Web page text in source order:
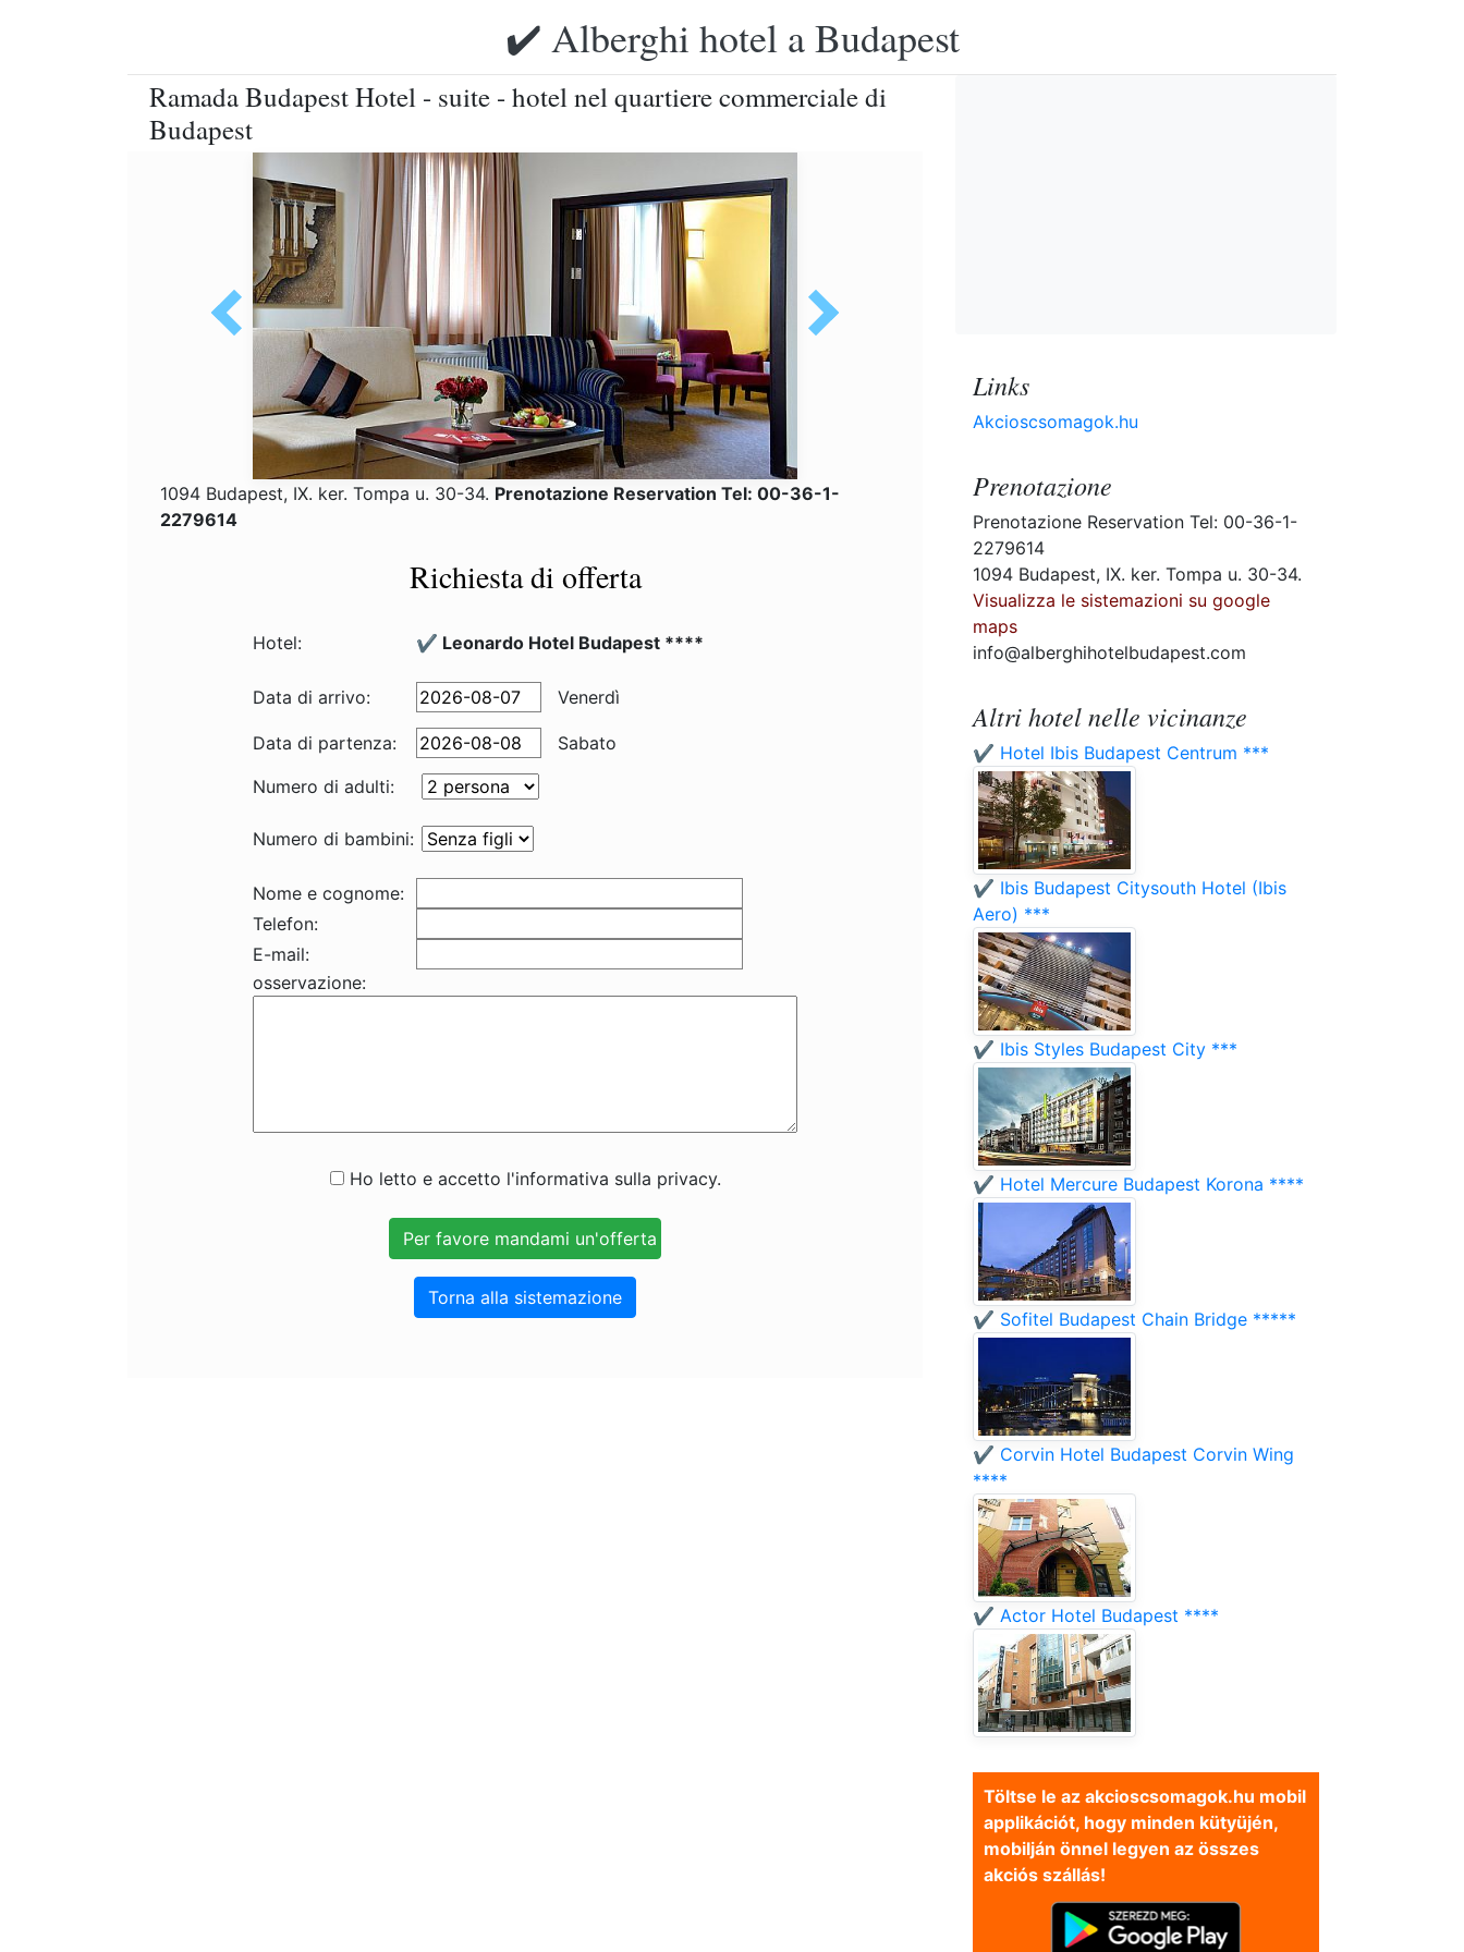
✔️ Alberghi hotel a Budapest
Ramada Budapest Hotel - suite - hotel nel quartiere commerciale di
Budapest
1094 Budapest, IX. ker. Tompa u. 30-34. Prenotazione Reservation Tel: 00-36-1-
2279614
Richiesta di offerta
Hotel: ✔️ Leonardo Hotel Budapest ****
Data di arrivo: Venerdì
Data di partenza:
Sabato
Numero di adulti:
Numero di bambini:
Nome e cognome:
Telefon:
E-mail:
osservazione:
Ho letto e accetto l'informativa sulla privacy.
Torna alla sistemazione
Links
Akcioscsomagok.hu
Prenotazione
Prenotazione Reservation Tel: 00-36-1-
2279614
1094 Budapest, IX. ker. Tompa u. 30-34.
Visualizza le sistemazioni su google
maps
info@alberghihotelbudapest.com
Altri hotel nelle vicinanze
✔️ Hotel Ibis Budapest Centrum ***
✔️ Ibis Budapest Citysouth Hotel (Ibis
Aero) ***
✔️ Ibis Styles Budapest City ***
✔️ Hotel Mercure Budapest Korona ****
✔️ Sofitel Budapest Chain Bridge *****
✔️ Corvin Hotel Budapest Corvin Wing
****
✔️ Actor Hotel Budapest ****
Töltse le az akcioscsomagok.hu mobil
applikációt, hogy minden kütyüjén,
mobilján önnel legyen az összes
akciós szállás!